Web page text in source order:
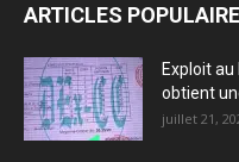
ARTICLES
Exploit au
obtient
juillet 21,